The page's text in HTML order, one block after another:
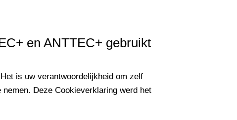
en ANTTEC+ gebruikt
is uw verantwoordelijkheid om zelf
Deze Cookieverklaring werd het